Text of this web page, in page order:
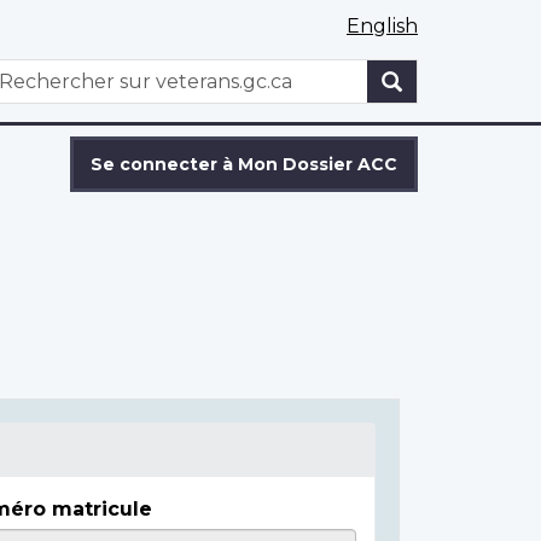
English
WxT
Se connecter à Mon Dossier ACC
matricule